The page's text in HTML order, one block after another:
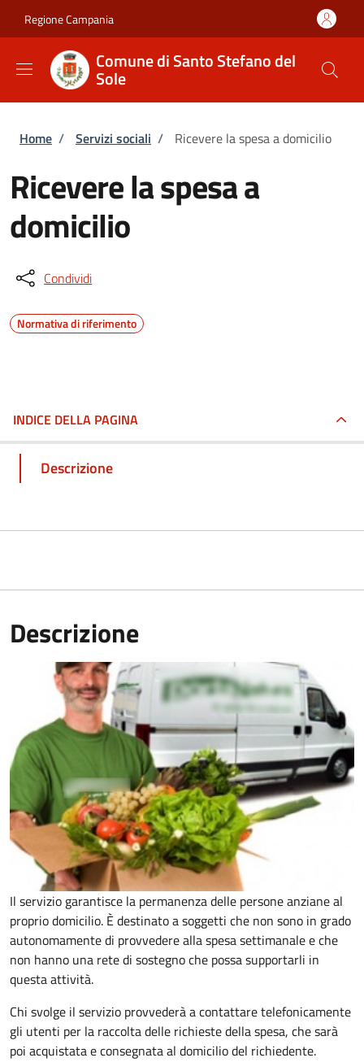
Regione Campania
Comune di Santo Stefano del
Sole
Briciole di pane
Home / Servizi sociali / Ricevere la spesa a domicilio
Ricevere la spesa a
domicilio
Condividi
Normativa di riferimento
INDICE DELLA PAGINA
Descrizione
Descrizione
Il servizio garantisce la permanenza delle persone anziane al
proprio domicilio. È destinato a soggetti che non sono in grado
autonomamente di provvedere alla spesa settimanale e che
non hanno una rete di sostegno che possa supportarli in
questa attività.
Chi svolge il servizio provvederà a contattare telefonicamente
gli utenti per la raccolta delle richieste della spesa, che sarà
poi acquistata e consegnata al domicilio del richiedente.